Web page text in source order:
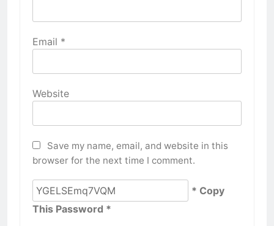
Email *
Website
Save my name, email, and website in this
browser for the next time I comment.
* Copy
This Password *